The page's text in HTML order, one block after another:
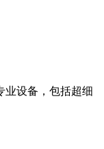
业设备，包括超细